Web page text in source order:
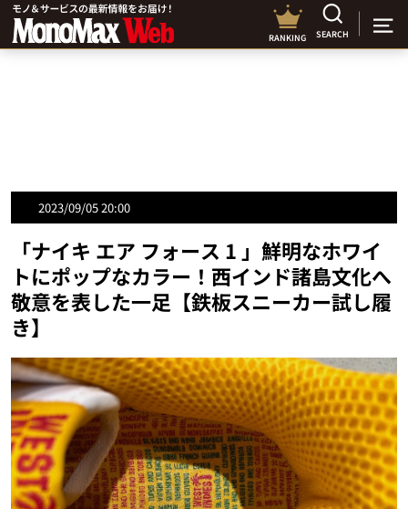
RANKING SEARCH
2023/09/05 20:00
「ナイキ エア フォース 1 」鮮明なホワイ
トにポップなカラー！西インド諸島文化へ
敬意を表した一足【鉄板スニーカー試し履
き】